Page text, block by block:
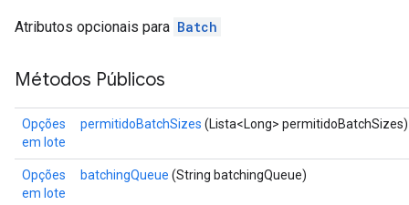
Atributos opcionais para Batch
Métodos Públicos
Opções
em lote
permitidoBatchSizes (Lista<Long> permitidoBatchSizes)
Opções
em lote
batchingQueue (String batchingQueue)